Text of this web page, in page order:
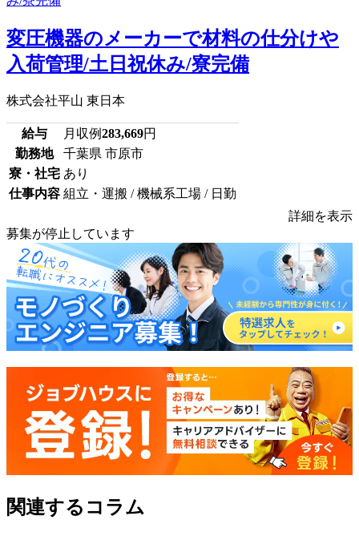
変圧機器のメーカーで材料の仕分けや
入荷管理/土日祝休み/寮完備
株式会社平山 東日本
給与 月収例283,669円
勤務地
千葉県 市原市
寮・社宅 あり
仕事内容 組立・運搬 / 機械系工場 / 日勤
詳細を表示
募集が停止しています
関連するコラム